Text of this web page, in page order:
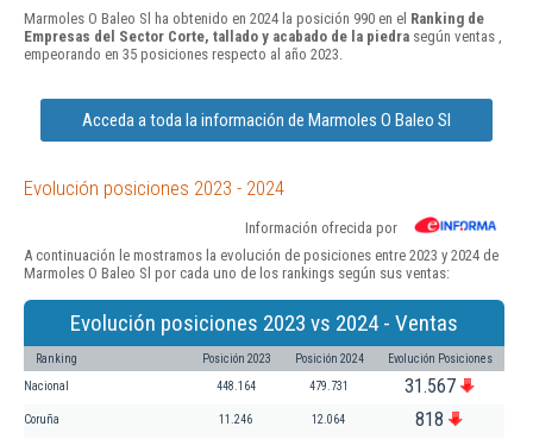
Marmoles O Baleo Sl ha obtenido en 2024 la posición 990 en el Ranking de
Empresas del Sector Corte, tallado y acabado de la piedra según ventas ,
empeorando en 35 posiciones respecto al año 2023.
Acceda a toda la información de Marmoles O Baleo Sl
Evolución posiciones 2023 - 2024
Información ofrecida por
A continuación le mostramos la evolución de posiciones entre 2023 y 2024 de
Marmoles O Baleo Sl por cada uno de los rankings según sus ventas:
Evolución posiciones 2023 vs 2024 - Ventas
Ranking Posición 2023 Posición 2024 Evolución Posiciones
Nacional 448.164 479.731 31.567
Coruña 11.246 12.064 818